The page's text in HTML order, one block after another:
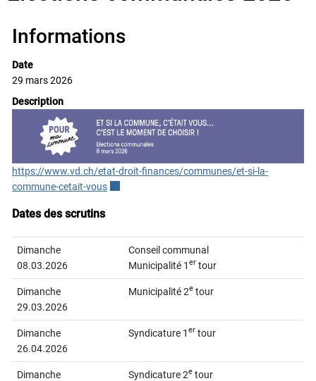
Informations
Date
29 mars 2026
Description
https://www.vd.ch/etat-droit-finances/communes/et-si-la-
commune-cetait-vous
Dates des scrutins
Dimanche
08.03.2026
Conseil communal
Municipalité 1 er tour
Dimanche
29.03.2026
Municipalité 2e tour
Dimanche
26.04.2026
Syndicature 1 er tour
Dimanche
Syndicature 2e tour
Objets associés